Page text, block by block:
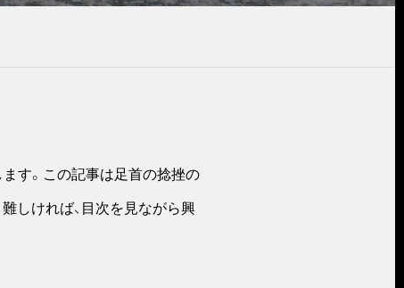
す。この記事は足首の捻挫の
しければ、目次を見ながら興